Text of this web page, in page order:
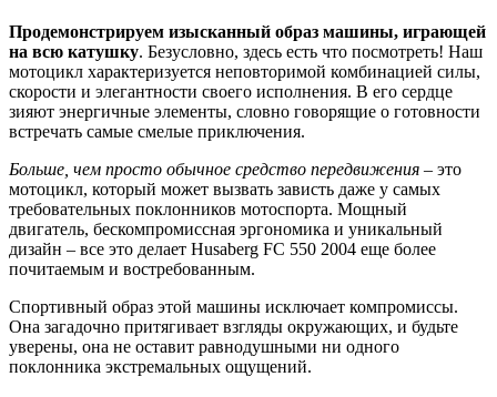
Продемонстрируем изысканный образ машины, играющей
на всю катушку. Безусловно, здесь есть что посмотреть! Наш
мотоцикл характеризуется неповторимой комбинацией силы,
скорости и элегантности своего исполнения. В его сердце
зияют энергичные элементы, словно говорящие о готовности
встречать самые смелые приключения.
Больше, чем просто обычное средство передвижения – это
мотоцикл, который может вызвать зависть даже у самых
требовательных поклонников мотоспорта. Мощный
двигатель, бескомпромиссная эргономика и уникальный
дизайн – все это делает Husaberg FC 550 2004 еще более
почитаемым и востребованным.
Спортивный образ этой машины исключает компромиссы.
Она загадочно притягивает взгляды окружающих, и будьте
уверены, она не оставит равнодушными ни одного
поклонника экстремальных ощущений.